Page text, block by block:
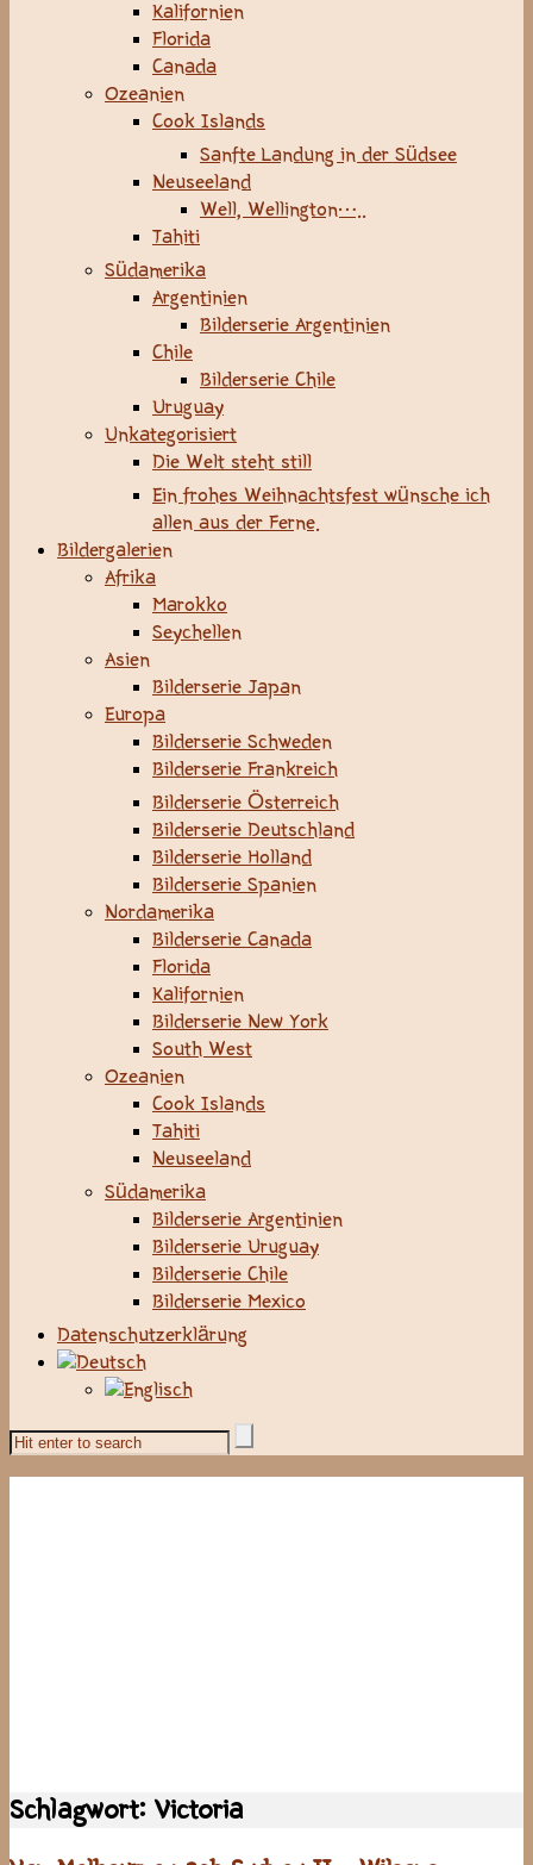
Kalifornien
Florida
Canada
Ozeanien
Cook Islands
Sanfte Landung in der Südsee
Neuseeland
Well, Wellington…..
Tahiti
Südamerika
Argentinien
Bilderserie Argentinien
Chile
Bilderserie Chile
Uruguay
Unkategorisiert
Die Welt steht still
Ein frohes Weihnachtsfest wünsche ich
allen aus der Ferne.
Bildergalerien
Afrika
Marokko
Seychellen
Asien
Bilderserie Japan
Europa
Bilderserie Schweden
Bilderserie Frankreich
Bilderserie Österreich
Bilderserie Deutschland
Bilderserie Holland
Bilderserie Spanien
Nordamerika
Bilderserie Canada
Florida
Kalifornien
Bilderserie New York
South West
Ozeanien
Cook Islands
Tahiti
Neuseeland
Südamerika
Bilderserie Argentinien
Bilderserie Uruguay
Bilderserie Chile
Bilderserie Mexico
Datenschutzerklärung
Schlagwort: Victoria